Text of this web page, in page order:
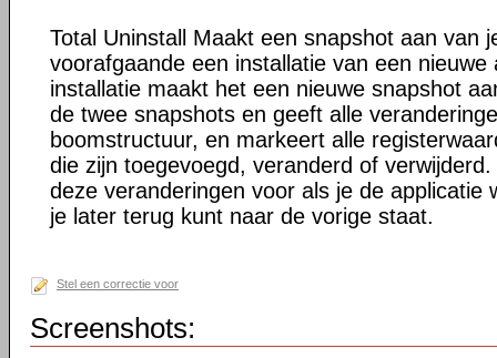
Total Uninstall Maakt een snapshot aan van
voorafgaande een installatie van een nieuwe
installatie maakt het een nieuwe snapshot
de twee snapshots en geeft alle
boomstructuur, en markeert alle
die zijn toegevoegd, veranderd of
deze veranderingen voor als je de applicatie
je later terug kunt naar de vorige staat.
Stel een correctie voor
Screenshots: